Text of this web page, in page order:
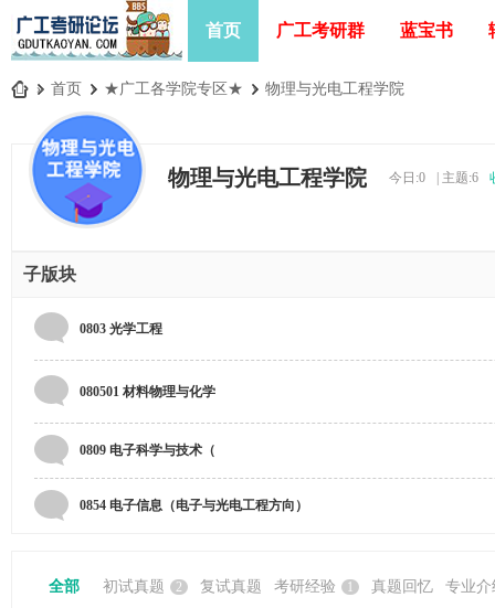
首页 广工考研群 蓝宝书
» 首页 › ★广工各学院专区★ › 物理与光电工程学院
物理与光电工程学院 今日:0 主题:6
子版块
0803 光学工程
080501 材料物理与化学
0809 电子科学与技术（
0854 电子信息（电子与光电工程方向）
全部 初试真题 2 复试真题 考研经验 1 真题回忆 专业介